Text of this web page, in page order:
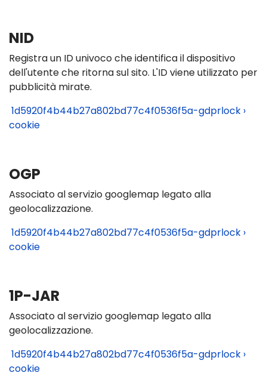
NID
Registra un ID univoco che identifica il dispositivo
dell'utente che ritorna sul sito. L'ID viene utilizzato per
pubblicità mirate.
1d5920f4b44b27a802bd77c4f0536f5a-gdprlock ›
cookie
OGP
Associato al servizio googlemap legato alla
geolocalizzazione.
1d5920f4b44b27a802bd77c4f0536f5a-gdprlock ›
cookie
1P-JAR
Associato al servizio googlemap legato alla
geolocalizzazione.
1d5920f4b44b27a802bd77c4f0536f5a-gdprlock ›
cookie